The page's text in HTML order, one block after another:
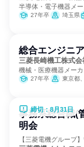
半導体・電子機器メ
27年卒 埼玉県
総合エンジニ
三菱長崎機工株式会
機械・医療機器メーカ
27年卒 東京都
締切：8月31日
事務系総合職(
明会
【三菱電機グループ